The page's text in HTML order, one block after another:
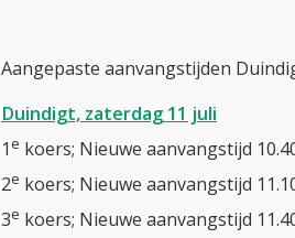
Aangepaste aanvangstijden
Duindigt, zaterdag 11 juli
1e koers; Nieuwe aanvangstijd
2e koers; Nieuwe aanvangstijd
3e koers; Nieuwe aanvangstijd